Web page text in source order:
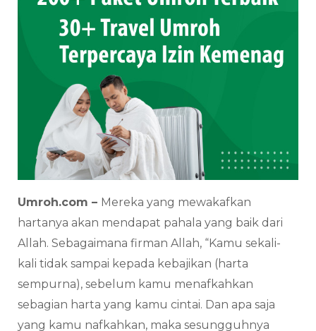
Umroh.com – Mereka yang mewakafkan
hartanya akan mendapat pahala yang baik dari
Allah. Sebagaimana firman Allah, “Kamu sekali-
kali tidak sampai kepada kebajikan (harta
sempurna), sebelum kamu menafkahkan
sebagian harta yang kamu cintai. Dan apa saja
yang kamu nafkahkan, maka sesungguhnya